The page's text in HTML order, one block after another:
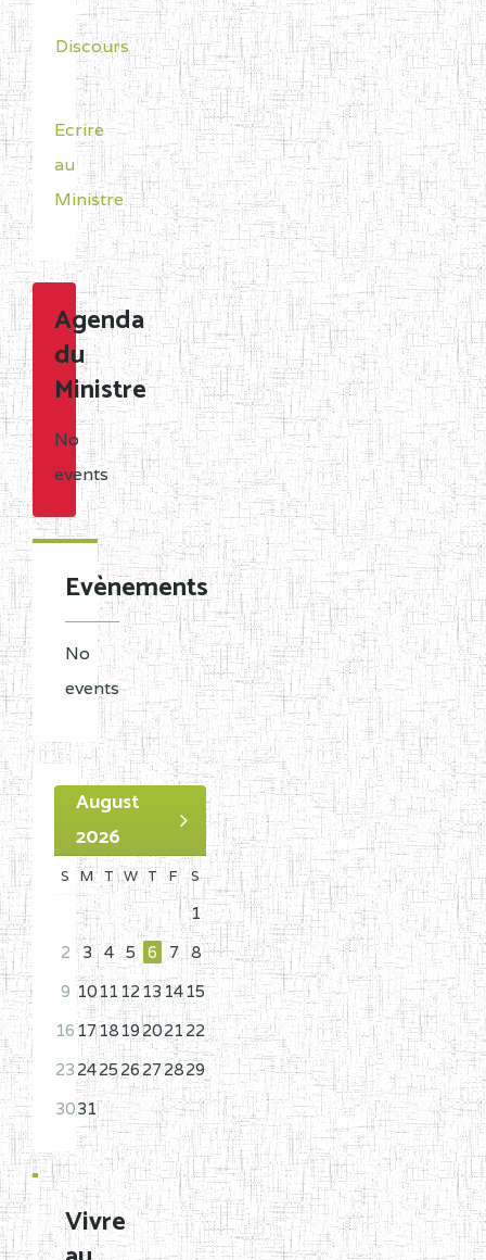
Discours
Ecrire
au
Ministre
Agenda
du
Ministre
No
events
Evènements
No
events
August
2026
S M T W T F S
1
2
3 4 5 6 7 8
9 1011 12131415
16171819202122
23 242526 272829
3031
Vivre